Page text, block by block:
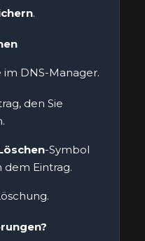
.
im DNS-Manager.
den Sie
-Symbol
Eintrag.